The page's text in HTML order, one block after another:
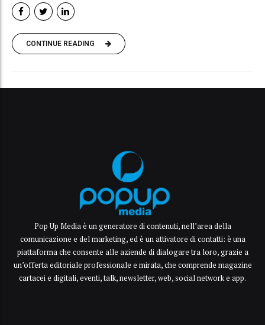
CONTINUE READING
Pop Up Media è un generatore di contenuti, nell’area della
comunicazione e del marketing, ed è un attivatore di contatti: è una
piattaforma che consente alle aziende di dialogare tra loro, grazie a
un’offerta editoriale professionale e mirata, che comprende magazine
cartacei e digitali, eventi, talk, newsletter, web, social network e app.